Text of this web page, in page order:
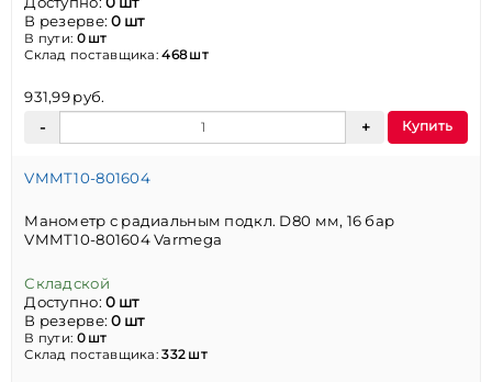
В резерве:0 шт
В пути: 0 шт
Склад поставщика:468 шт
931,99 руб.
Купить
VMMT10-801604
Манометр с радиальным подкл. D80 мм, 16 бар
VMMT10-801604 Varmega
Складской
Доступно:0 шт
В резерве:0 шт
В пути: 0 шт
Склад поставщика:332 шт